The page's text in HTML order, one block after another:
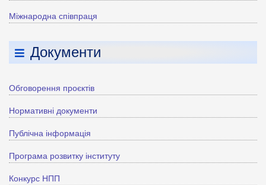
Міжнародна співпраця
Документи
Обговорення проєктів
Нормативні документи
Публічна інформація
Програма розвитку інституту
Конкурс НПП